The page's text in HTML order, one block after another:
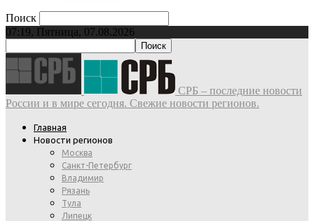
Поиск
07:19, Пятница, 07.08.2026
СРБ – последние новости
России и в мире сегодня. Свежие новости регионов.
Главная
Новости регионов
Москва
Санкт-Петербург
Владимир
Рязань
Тула
Липецк